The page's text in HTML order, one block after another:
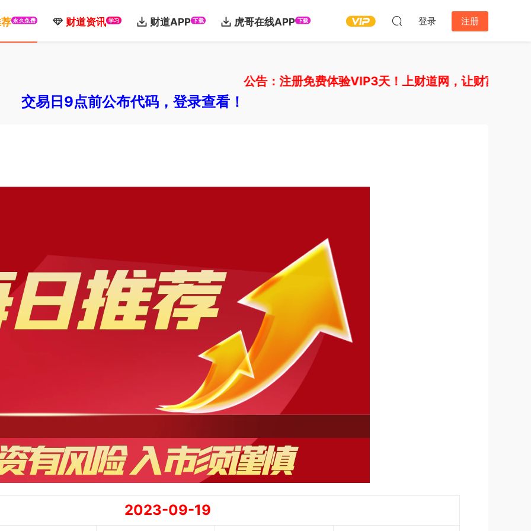
永久免费 财道资讯 学习 财道APP 下载 虎哥在线APP 下载 登录 注册
公告：注册免费体验VIP3天！上财道网，让财富上道！如
交易日9点前公布代码，登录查看！
2023-09-19